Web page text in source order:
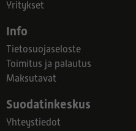
Yritykset
Info
Tietosuojaseloste
Toimitus ja palautus
Maksutavat
Suodatinkeskus
Yhteystiedot